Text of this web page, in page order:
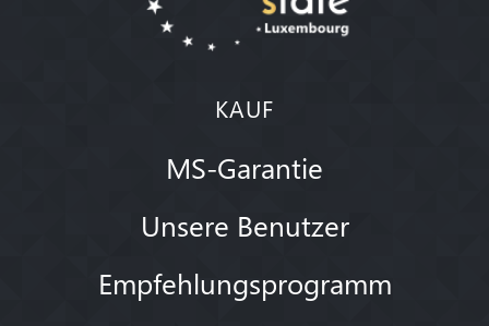
KAUF
MS-Garantie
Unsere Benutzer
Empfehlungsprogramm